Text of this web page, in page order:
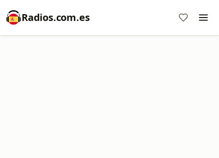
Radios.com.es